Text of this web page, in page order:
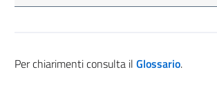
Per chiarimenti consulta il Glossario.